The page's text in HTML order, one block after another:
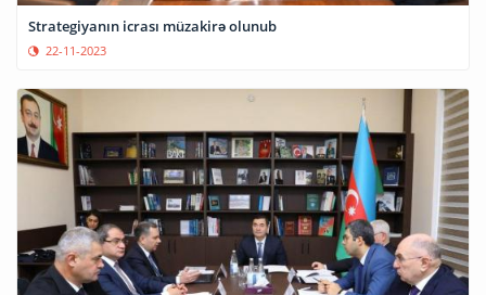
Strategiyanın icrası müzakirə olunub
22-11-2023